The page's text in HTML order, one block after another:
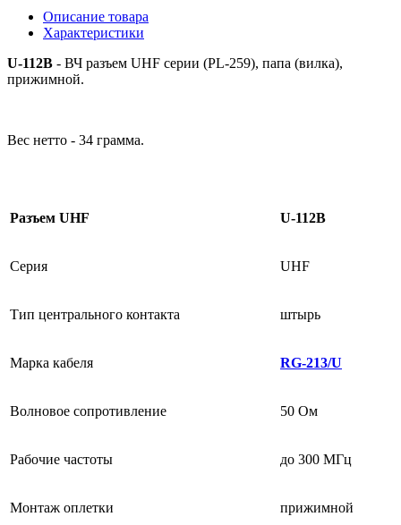
Описание товара
Характеристики
U-112B - ВЧ разъем UHF серии (PL-259), папа (вилка),
прижимной.
Вес нетто - 34 грамма.
Разъем UHF U-112B
Серия UHF
Тип центрального контакта штырь
Марка кабеля RG-213/U
Волновое сопротивление 50 Ом
Рабочие частоты до 300 МГц
Монтаж оплетки прижимной